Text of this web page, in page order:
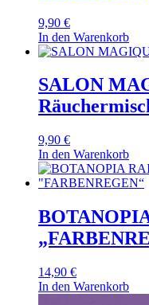
9,90 €
In den Warenkorb
SALON
9,90 €
In den Warenkorb
14,90 €
In den Warenkorb